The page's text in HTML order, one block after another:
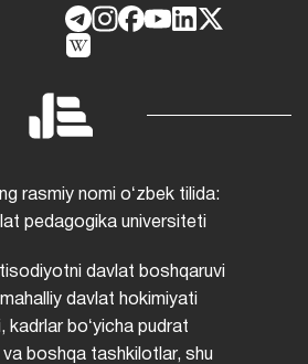
rasmiy nomi oʻzbek tilida:
pedagogika universiteti
davlat boshqaruvi
davlat hokimiyati
kadrlar boʻyicha pudrat
boshqa tashkilotlar, shu